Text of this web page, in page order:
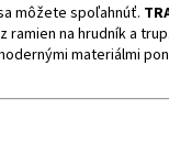
môžete spoľahnúť.
na hrudník a
materiálmi